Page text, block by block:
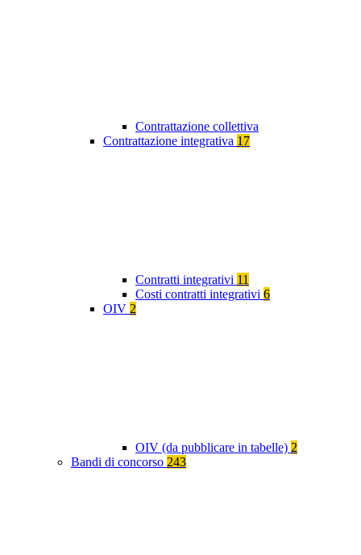
Contrattazione collettiva
Contrattazione integrativa 17
Contratti integrativi 11
Costi contratti integrativi 6
OIV 2
OIV (da pubblicare in tabelle) 2
Bandi di concorso 243